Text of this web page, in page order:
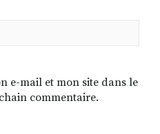
e-mail et mon site dans le
commentaire.